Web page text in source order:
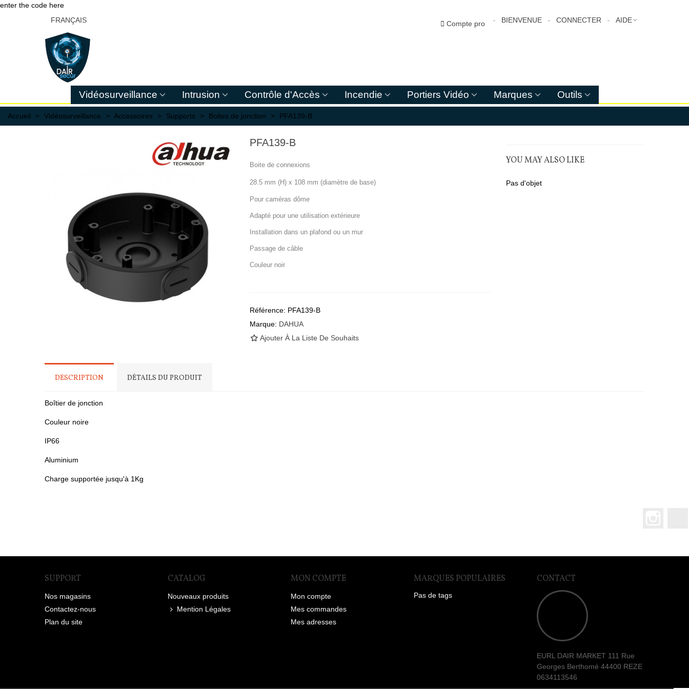
enter the code here
FRANÇAIS
 Compte pro BIENVENUE CONNECTER AIDE
Vidéosurveillance Intrusion Contrôle d'Accès Incendie Portiers Vidéo Marques Outils
Accueil > Vidéosurveillance > Accessoires > Supports > Boites de jonction > PFA139-B
PFA139-B
Boite de connexions
28.5 mm (H) x 108 mm (diamètre de base)
Pour caméras dôme
Adapté pour une utilisation extérieure
Installation dans un plafond ou un mur
Passage de câble
Couleur noir
Référence: PFA139-B
Marque: DAHUA
Ajouter À La Liste De Souhaits
YOU MAY ALSO LIKE
Pas d'objet
DESCRIPTION DÉTAILS DU PRODUIT
Boîtier de jonction
Couleur noire
IP66
Aluminium
Charge supportée jusqu'à 1Kg
SUPPORT
Nos magasins
Contactez-nous
Plan du site
CATALOG
Nouveaux produits
Mention Légales
MON COMPTE
Mon compte
Mes commandes
Mes adresses
MARQUES POPULAIRES
Pas de tags
CONTACT
EURL DAIR MARKET 111 Rue
Georges Berthomé 44400 REZE
0634113546